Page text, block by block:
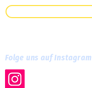
Folge uns auf Instagram